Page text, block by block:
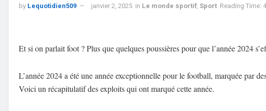
by Lequotidien509 janvier 2, 2025 in Le monde sportif, Sport Reading Time:
Et si on parlait foot ? Plus que quelques poussières pour que l’année 2024
L’année 2024 a été une année exceptionnelle pour le football, marquée par
Voici un récapitulatif des exploits qui ont marqué cette année.